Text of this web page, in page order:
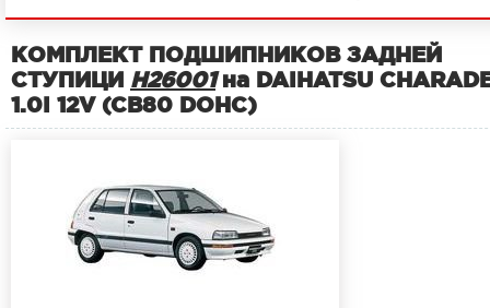
КОМПЛЕКТ ПОДШИПНИКОВ ЗАДНЕЙ
СТУПИЦИ H26001на DAIHATSU
1.0I 12V (CB80 DOHC)